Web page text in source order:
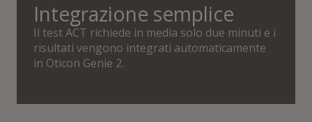
Integrazione semplice
Il test ACT richiede in media solo due minuti e i
risultati vengono integrati automaticamente
in Oticon Genie 2.